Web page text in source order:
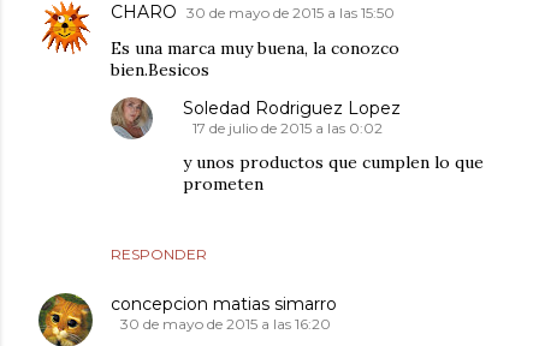
CHARO 30 de mayo de 2015 a las 15:50
Es una marca muy buena, la conozco
bien.Besicos
RESPONDER
Soledad Rodriguez Lopez
17 de julio de 2015 a las 0:02
y unos productos que cumplen lo que
prometen
concepcion matias simarro
30 de mayo de 2015 a las 16:20